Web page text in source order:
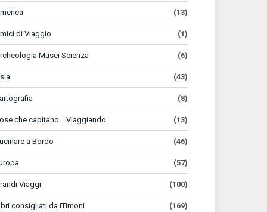
(13)
di Viaggio (1)
Musei Scienza (6)
(43)
(8)
che capitano… Viaggiando (13)
a Bordo (46)
(57)
Viaggi (100)
consigliati da iTimoni (169)